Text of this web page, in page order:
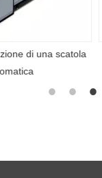
di una scatola